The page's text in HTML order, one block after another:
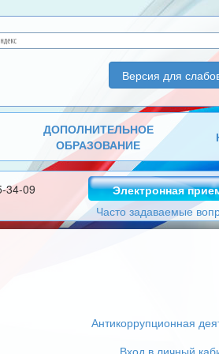
Версия для
ДОПОЛНИТЕЛЬНОЕ
ОБРАЗОВАНИЕ
34-09
Электронная
Часто задаваемые
Антикоррупционная
Вход в личный